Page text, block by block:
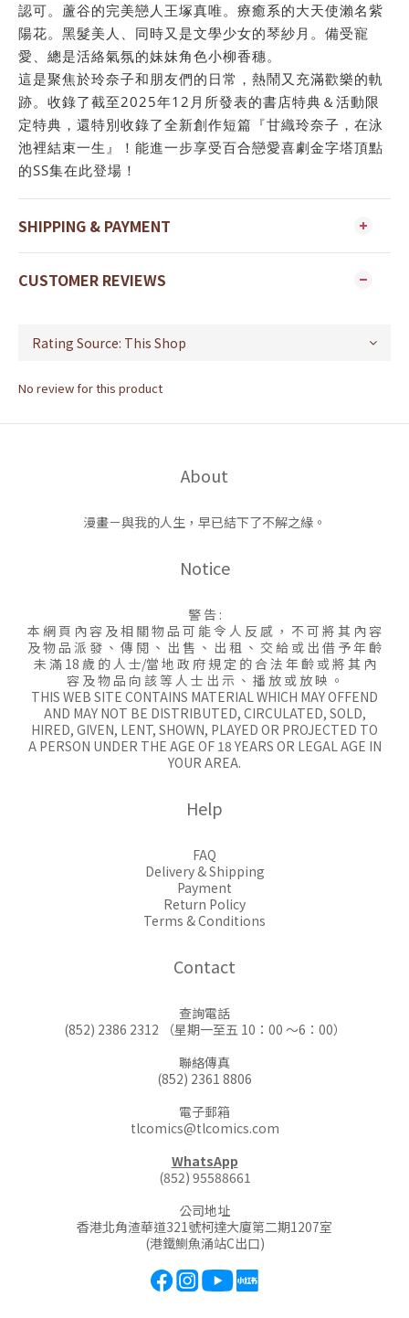
認可。蘆谷的完美戀人王塚真唯。療癒系的大天使瀨名紫
陽花。黑髮美人、同時又是文學少女的琴紗月。備受寵
愛、總是活絡氣氛的妹妹角色小柳香穗。
這是聚焦於玲奈子和朋友們的日常，熱鬧又充滿歡樂的軌
跡。收錄了截至2025年12月所發表的書店特典＆活動限
定特典，還特別收錄了全新創作短篇『甘織玲奈子，在泳
池裡結束一生』！能進一步享受百合戀愛喜劇金字塔頂點
的SS集在此登場！
SHIPPING & PAYMENT
CUSTOMER REVIEWS
No review for this product
About
漫畫－與我的人生，早已結下了不解之緣。
Notice
警 告 :
本 網 頁 內 容 及 相 關 物 品 可 能 令 人 反 感 ， 不 可 將 其 內 容
及 物 品 派 發 、 傳 閱 、 出 售 、 出 租 、 交 給 或 出 借 予 年 齡
未 滿 18 歲 的 人 士/當 地 政 府 規 定 的 合 法 年 齡 或 將 其 內
容 及 物 品 向 該 等 人 士 出 示 、 播 放 或 放 映 。
THIS WEB SITE CONTAINS MATERIAL WHICH MAY OFFEND
AND MAY NOT BE DISTRIBUTED, CIRCULATED, SOLD,
HIRED, GIVEN, LENT, SHOWN, PLAYED OR PROJECTED TO
A PERSON UNDER THE AGE OF 18 YEARS OR LEGAL AGE IN
YOUR AREA.
Help
FAQ
Delivery & Shipping
Payment
Return Policy
Terms & Conditions
Contact
查詢電話
(852) 2386 2312 （星期一至五 10：00 ～6：00）
聯絡傳真
(852) 2361 8806
電子郵箱
tlcomics@tlcomics.com
WhatsApp
(852) 95588661
公司地址
香港北角渣華道321號柯達大廈第二期1207室
(港鐵鰂魚涌站C出口)